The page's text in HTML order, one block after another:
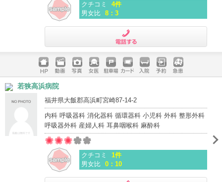
クチコミ
4件
男女比 8：3
ホームペ
ージ
動画 写真 女医 駐車場
クレジッ
入院 予約 急患
若狭高浜病院
福井県大飯郡高浜町宮崎87-14-2
内科 呼吸器科 消化器科 循環器科 小児科 外科 整形外科
呼吸器外科 産婦人科 耳鼻咽喉科 麻酔科
クチコミ
1件
男女比 0：10